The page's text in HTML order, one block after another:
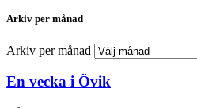
Arkiv per månad
Arkiv per månad
En vecka i Övik